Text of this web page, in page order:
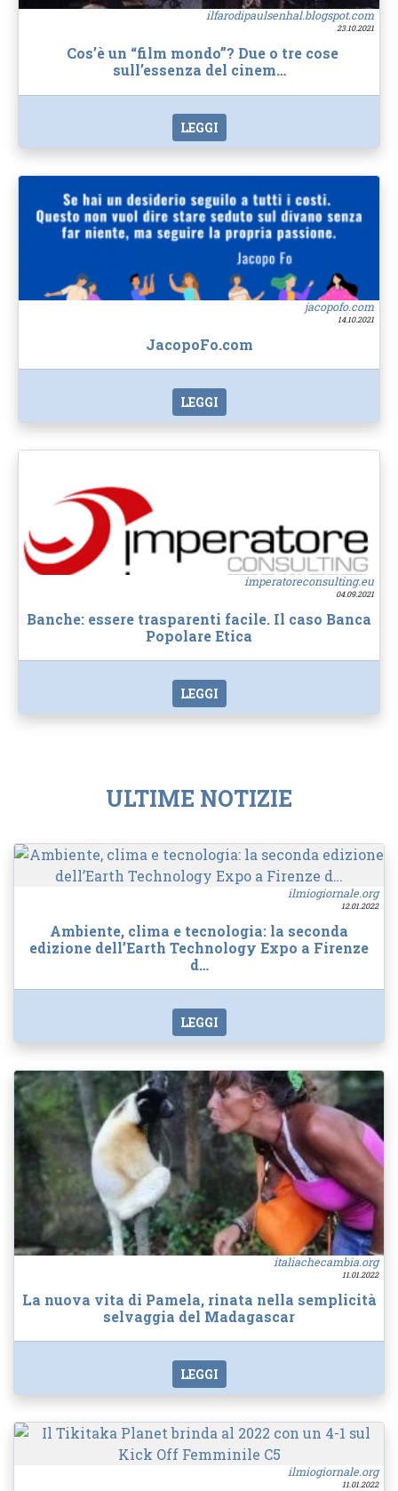
ilfarodipaulsenhal.blogspot.com
23.10.2021
Cos’è un “film mondo”? Due o tre cose
sull’essenza del cinem…
LEGGI
jacopofo.com
14.10.2021
JacopoFo.com
LEGGI
imperatoreconsulting.eu
04.09.2021
Banche: essere trasparenti facile. Il caso Banca
Popolare Etica
LEGGI
ULTIME NOTIZIE
ilmiogiornale.org
12.01.2022
Ambiente, clima e tecnologia: la seconda
edizione dell’Earth Technology Expo a Firenze
d…
LEGGI
italiachecambia.org
11.01.2022
La nuova vita di Pamela, rinata nella semplicità
selvaggia del Madagascar
LEGGI
ilmiogiornale.org
11.01.2022